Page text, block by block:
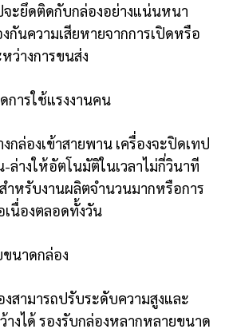
จะยึดติดกับกล่องอย่างแน่นหนา
กันความเสียหายจากการเปิดหรือ
ว่างการขนส่ง
การใช้แรงงานคน
งกล่องเข้าสายพาน เครื่องจะปิดเทป
ล่างให้อัตโนมัติในเวลาไม่กี่วินาที
ำหรับงานผลิตจำนวนมากหรือการ
นื่องตลอดทั้งวัน
นาดกล่อง
งสามารถปรับระดับความสูงและ
างได้ รองรับกล่องหลากหลายขนาด